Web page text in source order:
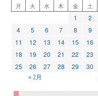
月 火 水 木 金 土
1 2
4
5 6 7 8 9
11
12 13 14 15 16
18
19 20 21 22 23
25
26 27 28 29 30
« 2月